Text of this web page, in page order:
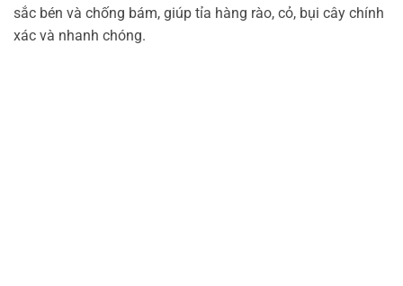
sắc bén và chống bám, giúp tỉa hàng rào, cỏ, bụi cây chính
xác và nhanh chóng.